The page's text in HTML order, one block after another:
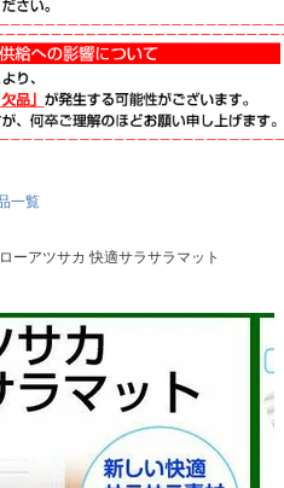
一覧
ーアツサカ 快適サラサラマット